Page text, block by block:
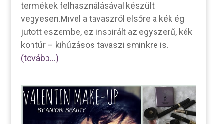
termékek felhasználásával készült
vegyesen.Mivel a tavaszról elsőre a kék ég
jutott eszembe, ez inspirált az egyszerű, kék
kontúr – kihúzásos tavaszi sminkre is.
(tovább…)